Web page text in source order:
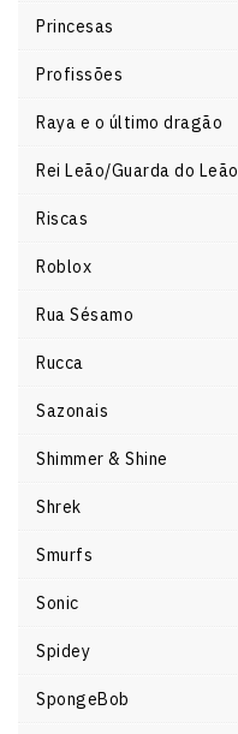
Princesas
Profissões
Raya e o último dragão
Rei Leão/Guarda do Leão
Riscas
Roblox
Rua Sésamo
Rucca
Sazonais
Shimmer & Shine
Shrek
Smurfs
Sonic
Spidey
SpongeBob